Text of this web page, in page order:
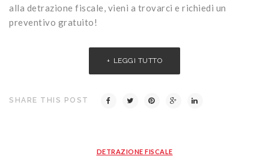
alla detrazione fiscale, vieni a trovarci e richiedi un
preventivo gratuito!
LEGGI TUTTO
SHARE THIS POST
DETRAZIONE FISCALE